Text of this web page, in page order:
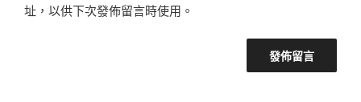
址，以供下次發佈留言時使用。